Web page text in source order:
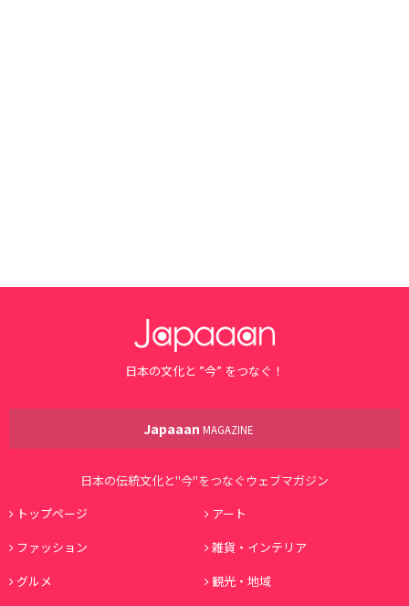
日本の文化と ”今” をつなぐ！
Japaaan MAGAZINE
日本の伝統文化と"今"をつなぐウェブマガジン
トップページ
アート
ファッション
雑貨・インテリア
グルメ
観光・地域